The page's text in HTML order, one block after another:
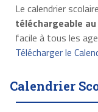
Le calendrier
téléchargeable
facile à tous les
Télécharger le
Calendrier